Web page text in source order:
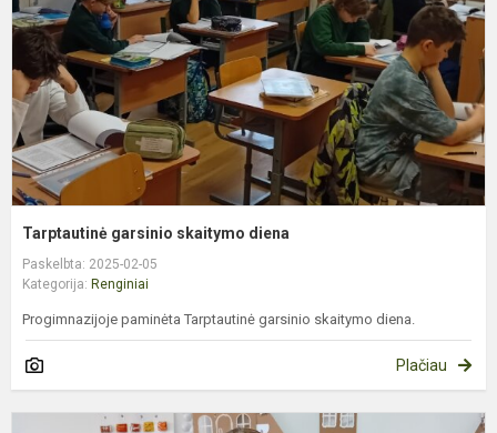
Tarptautinė garsinio skaitymo diena
Paskelbta: 2025-02-05
Kategorija: Renginiai
Progimnazijoje paminėta Tarptautinė garsinio skaitymo diena.
Plačiau